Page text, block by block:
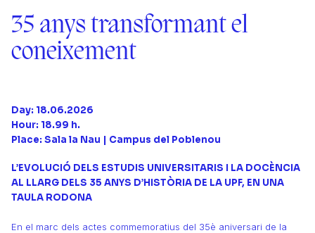
35 anys transformant el
coneixement
Day: 18.06.2026
Hour: 18.99 h.
Place: Sala la Nau | Campus del Poblenou
L’EVOLUCIÓ DELS ESTUDIS UNIVERSITARIS I LA DOCÈNCIA
AL LLARG DELS 35 ANYS D’HISTÒRIA DE LA UPF, EN UNA
TAULA RODONA
En el marc dels actes commemoratius del 35è aniversari de la